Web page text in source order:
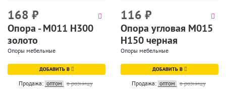
168 ₽
Опора - М011 Н300
золото
Опоры мебельные
ДОБАВИТЬ В
Продажа: оптом в розницу
116 ₽
Опора угловая М015
Н150 черная
Опоры мебельные
ДОБАВИТЬ В
Продажа: оптом в розницу